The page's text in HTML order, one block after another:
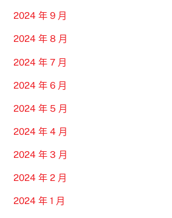
2024 年 9 月
2024 年 8 月
2024 年 7 月
2024 年 6 月
2024 年 5 月
2024 年 4 月
2024 年 3 月
2024 年 2 月
2024 年 1 月